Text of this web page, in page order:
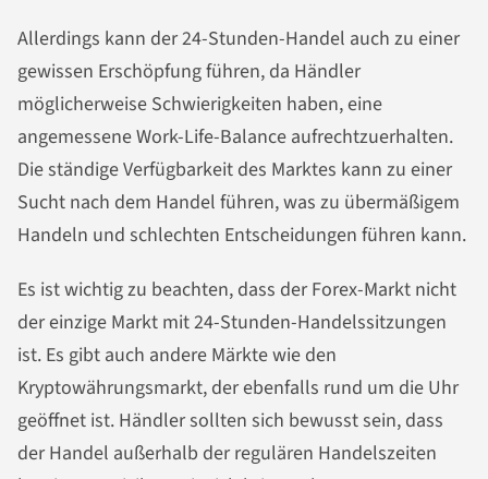
Allerdings kann der 24-Stunden-Handel auch zu einer
gewissen Erschöpfung führen, da Händler
möglicherweise Schwierigkeiten haben, eine
angemessene Work-Life-Balance aufrechtzuerhalten.
Die ständige Verfügbarkeit des Marktes kann zu einer
Sucht nach dem Handel führen, was zu übermäßigem
Handeln und schlechten Entscheidungen führen kann.
Es ist wichtig zu beachten, dass der Forex-Markt nicht
der einzige Markt mit 24-Stunden-Handelssitzungen
ist. Es gibt auch andere Märkte wie den
Kryptowährungsmarkt, der ebenfalls rund um die Uhr
geöffnet ist. Händler sollten sich bewusst sein, dass
der Handel außerhalb der regulären Handelszeiten